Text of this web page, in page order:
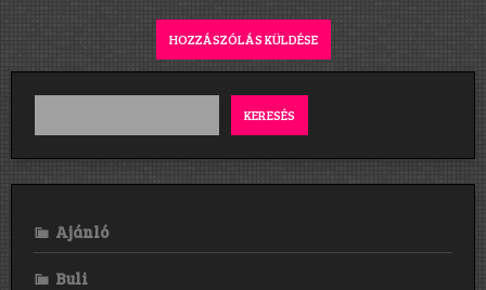
KERESÉS
Ajánló
Buli